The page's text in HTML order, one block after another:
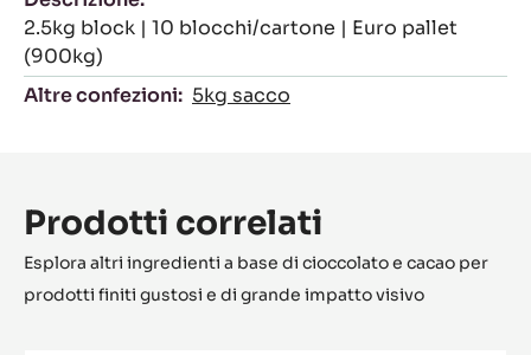
2.5kg block | 10 blocchi/cartone | Euro pallet
(900kg)
Altre confezioni: 5kg sacco
Prodotti correlati
Esplora altri ingredienti a base di cioccolato e cacao per
prodotti finiti gustosi e di grande impatto visivo